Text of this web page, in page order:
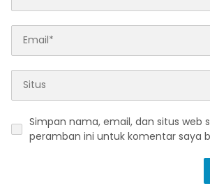
Simpan nama, email, dan situs web
peramban ini untuk komentar saya